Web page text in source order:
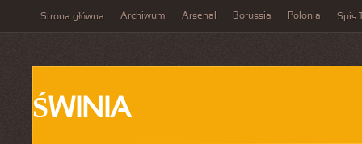
Strona główna Archiwum Arsenal Borussia Polonia Spis
ŚWINIA